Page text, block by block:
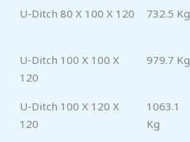
U-Ditch 80 X 100 X 120 732.5 Kg
U-Ditch 100 X 100 X
120
979.7 Kg
U-Ditch 100 X 120 X
120
1063.1
Kg